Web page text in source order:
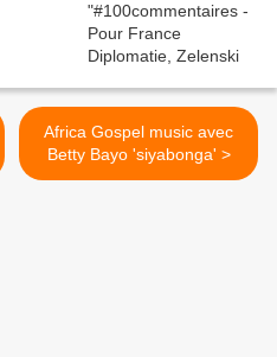
Africa Gospel music avec
Betty Bayo 'siyabonga' >